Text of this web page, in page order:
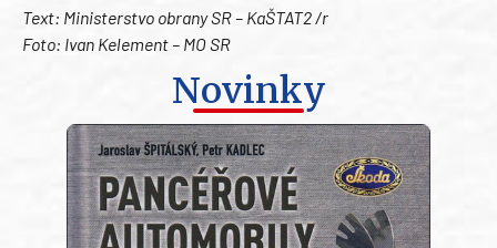
Text: Ministerstvo obrany SR – KaŠTAT2 /r
Foto: Ivan Kelement – MO SR
Novinky